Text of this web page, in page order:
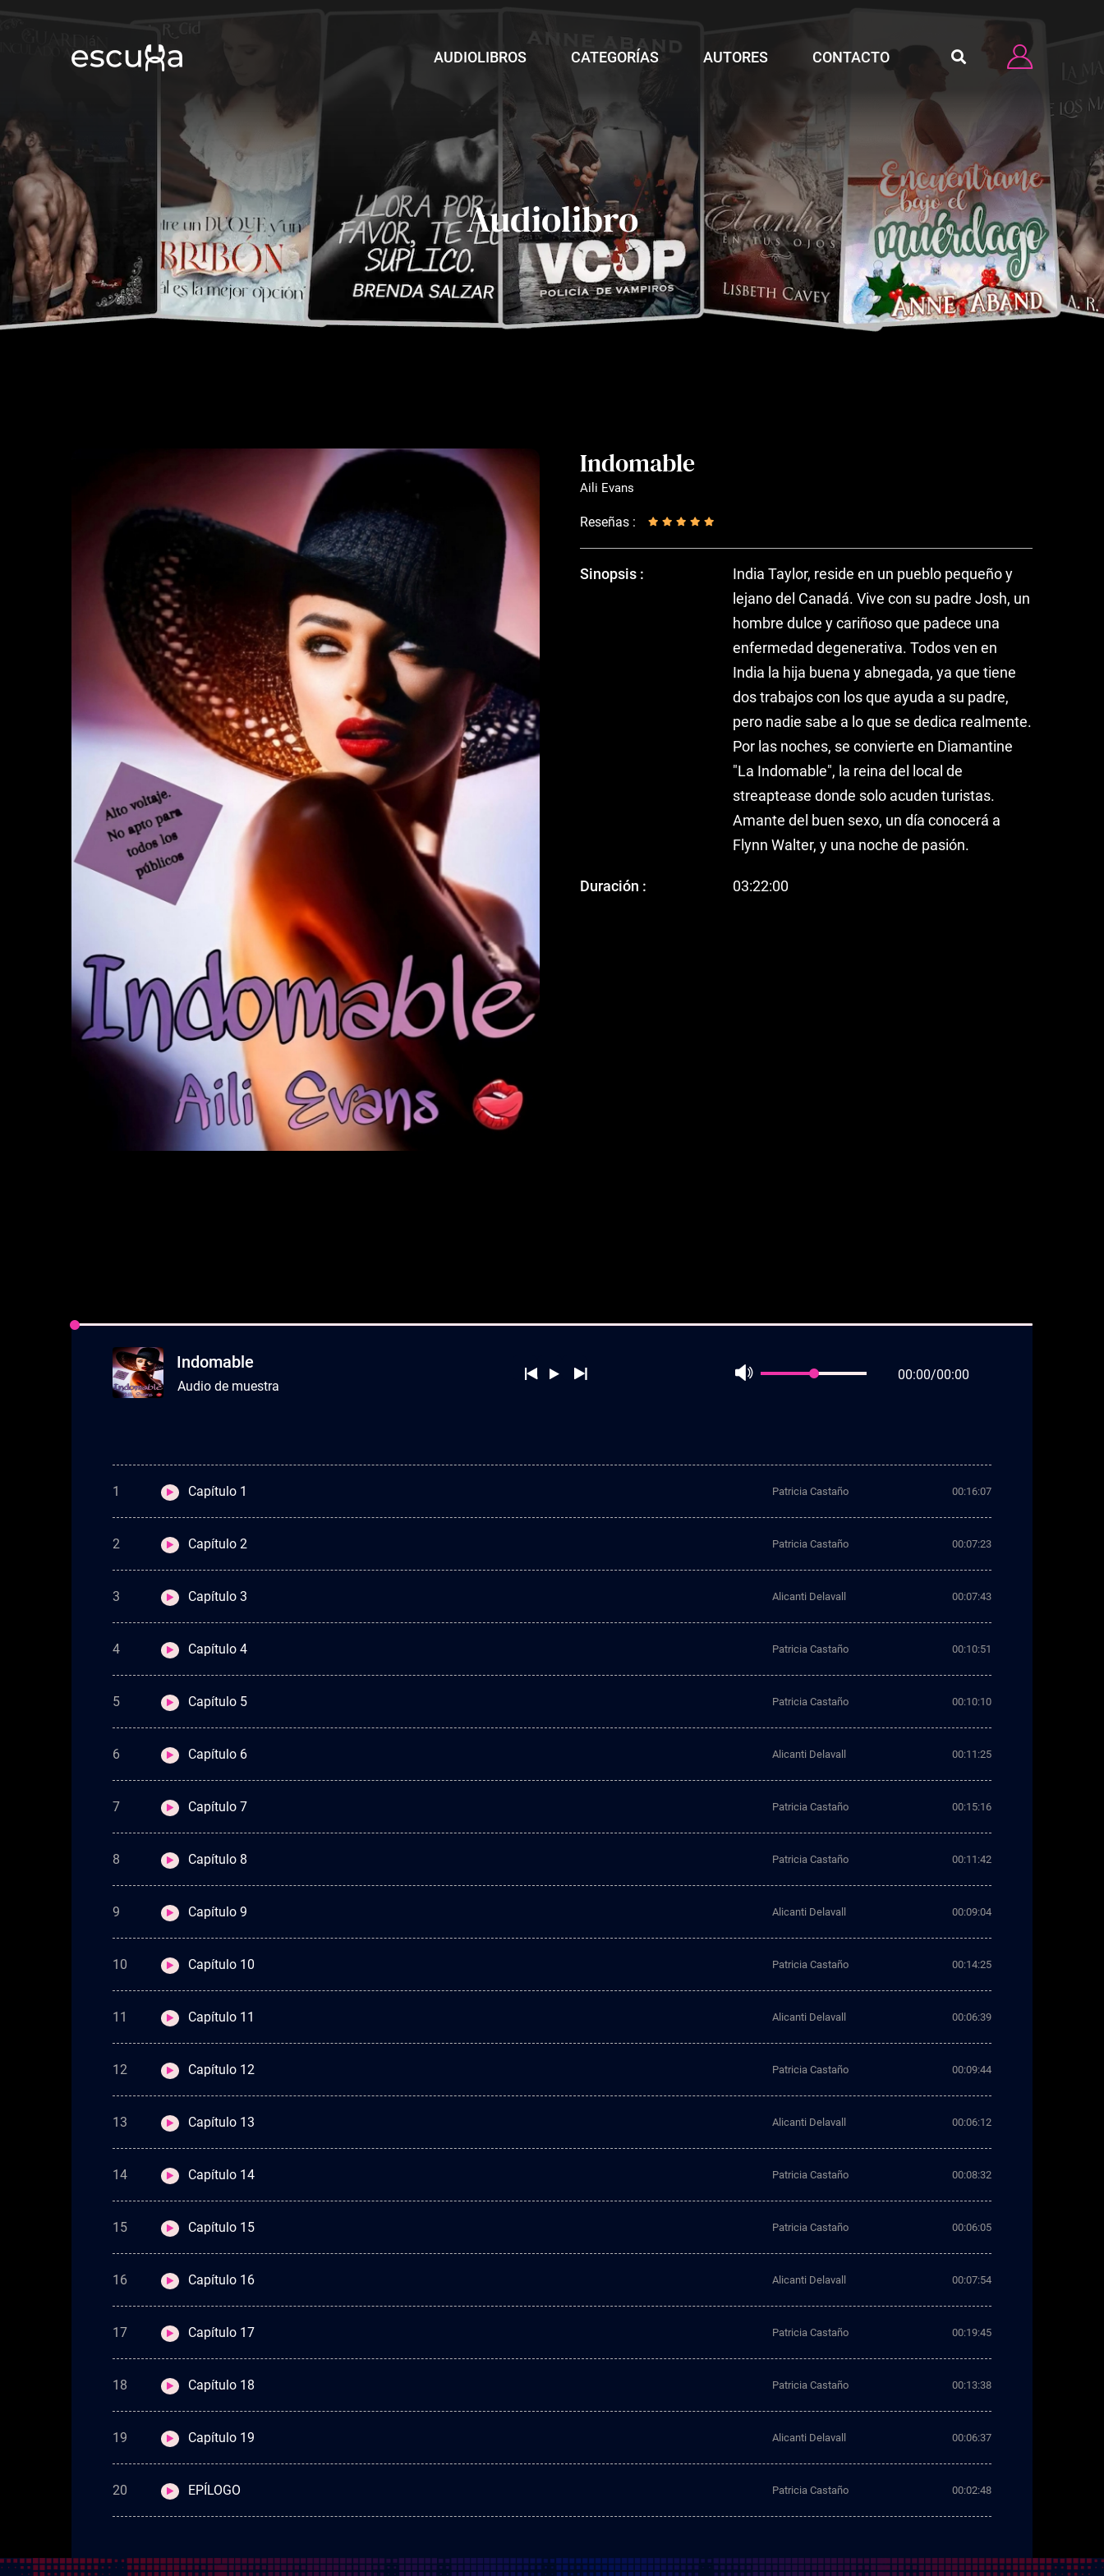
AUDIOLIBROS CATEGORÍAS AUTORES CONTACTO
Audiolibro
Indomable
Aili Evans
Reseñas :
Sinopsis :
India Taylor, reside en un pueblo pequeño y
lejano del Canadá. Vive con su padre Josh, un
hombre dulce y cariñoso que padece una
enfermedad degenerativa. Todos ven en
India la hija buena y abnegada, ya que tiene
dos trabajos con los que ayuda a su padre,
pero nadie sabe a lo que se dedica realmente.
Por las noches, se convierte en Diamantine
"La Indomable", la reina del local de
streaptease donde solo acuden turistas.
Amante del buen sexo, un día conocerá a
Flynn Walter, y una noche de pasión.
Duración : 03:22:00
Indomable
Audio de muestra
00:00/00:00
1 Patricia Castaño
Capítulo 1 00:16:07
2 Patricia Castaño
Capítulo 2 00:07:23
3 Alicanti Delavall
Capítulo 3 00:07:43
4 Patricia Castaño
Capítulo 4 00:10:51
5 Patricia Castaño
Capítulo 5 00:10:10
6 Alicanti Delavall
Capítulo 6 00:11:25
7 Patricia Castaño
Capítulo 7 00:15:16
8 Patricia Castaño
Capítulo 8 00:11:42
9 Alicanti Delavall
Capítulo 9 00:09:04
10 Patricia Castaño
Capítulo 10 00:14:25
11 Alicanti Delavall
Capítulo 11 00:06:39
12 Patricia Castaño
Capítulo 12 00:09:44
13 Alicanti Delavall
Capítulo 13 00:06:12
14 Patricia Castaño
Capítulo 14 00:08:32
15 Patricia Castaño
Capítulo 15 00:06:05
16 Alicanti Delavall
Capítulo 16 00:07:54
17 Patricia Castaño
Capítulo 17 00:19:45
18 Patricia Castaño
Capítulo 18 00:13:38
19 Alicanti Delavall
Capítulo 19 00:06:37
20 Patricia Castaño
EPÍLOGO 00:02:48